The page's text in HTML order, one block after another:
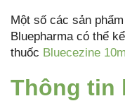
Một số các sản
Bluepharma có thể
thuốc Bluecezine
Thông tin